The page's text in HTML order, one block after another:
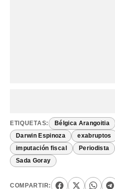
ETIQUETAS: Bélgica Arangoitia
Darwin Espinoza exabruptos
imputación fiscal Periodista
Sada Goray
COMPARTIR: